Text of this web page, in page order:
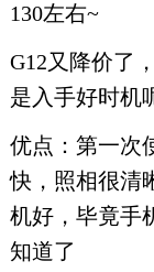
130左右~
G12又降价了
是入手好时机
优点：第一次
快，照相很清
机好，毕竟手
知道了